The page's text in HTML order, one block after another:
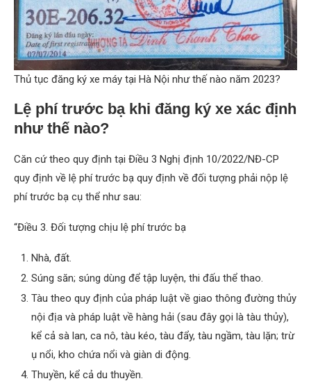
Thủ tục đăng ký xe máy tại Hà Nội như thế nào năm 2023?
Lệ phí trước bạ khi đăng ký xe xác định
như thế nào?
Căn cứ theo quy định tại Điều 3 Nghị định 10/2022/NĐ-CP
quy định về lệ phí trước bạ quy định về đối tượng phải nộp lệ
phí trước bạ cụ thể như sau:
“Điều 3. Đối tượng chịu lệ phí trước bạ
Nhà, đất.
Súng săn; súng dùng để tập luyện, thi đấu thể thao.
Tàu theo quy định của pháp luật về giao thông đường thủy
nội địa và pháp luật về hàng hải (sau đây gọi là tàu thủy),
kể cả sà lan, ca nô, tàu kéo, tàu đẩy, tàu ngầm, tàu lặn; trừ
ụ nổi, kho chứa nổi và giàn di động.
Thuyền, kể cả du thuyền.